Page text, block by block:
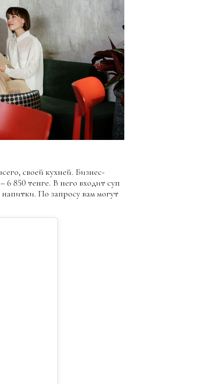
своей кухней. Бизнес-
6 850 тенге. В него входит суп
По запросу вам могут